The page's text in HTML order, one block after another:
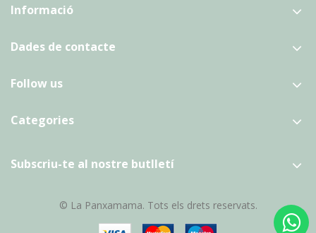
Informació
Dades de contacte
Follow us
Categories
Subscriu-te al nostre butlletí
© La Panxamama. Tots els drets reservats.